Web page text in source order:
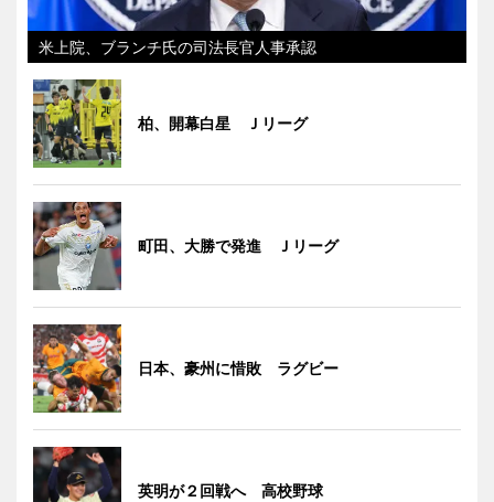
米上院、ブランチ氏の司法長官人事承認
柏、開幕白星 Ｊリーグ
町田、大勝で発進 Ｊリーグ
日本、豪州に惜敗 ラグビー
英明が２回戦へ 高校野球